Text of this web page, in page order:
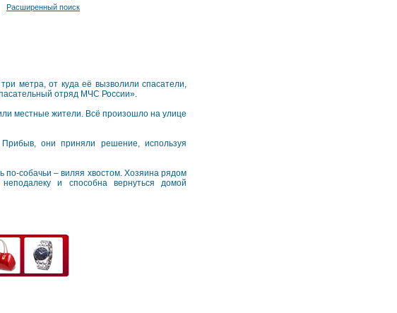
Расширенный поиск
метра, от куда её вызволили спасатели,
отряд МЧС России».
местные жители. Всё произошло на улице
они приняли решение, используя
по-собачьи – виляя хвостом. Хозяина рядом
и способна вернуться домой